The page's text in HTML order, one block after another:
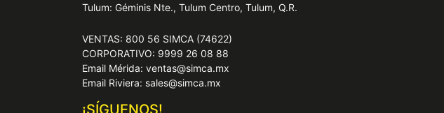
Tulum: Géminis Nte., Tulum Centro, Tulum, Q.R.
VENTAS: 800 56 SIMCA (74622)
CORPORATIVO: 9999 26 08 88
Email Mérida: ventas@simca.mx
Email Riviera: sales@simca.mx
¡SÍGUENOS!